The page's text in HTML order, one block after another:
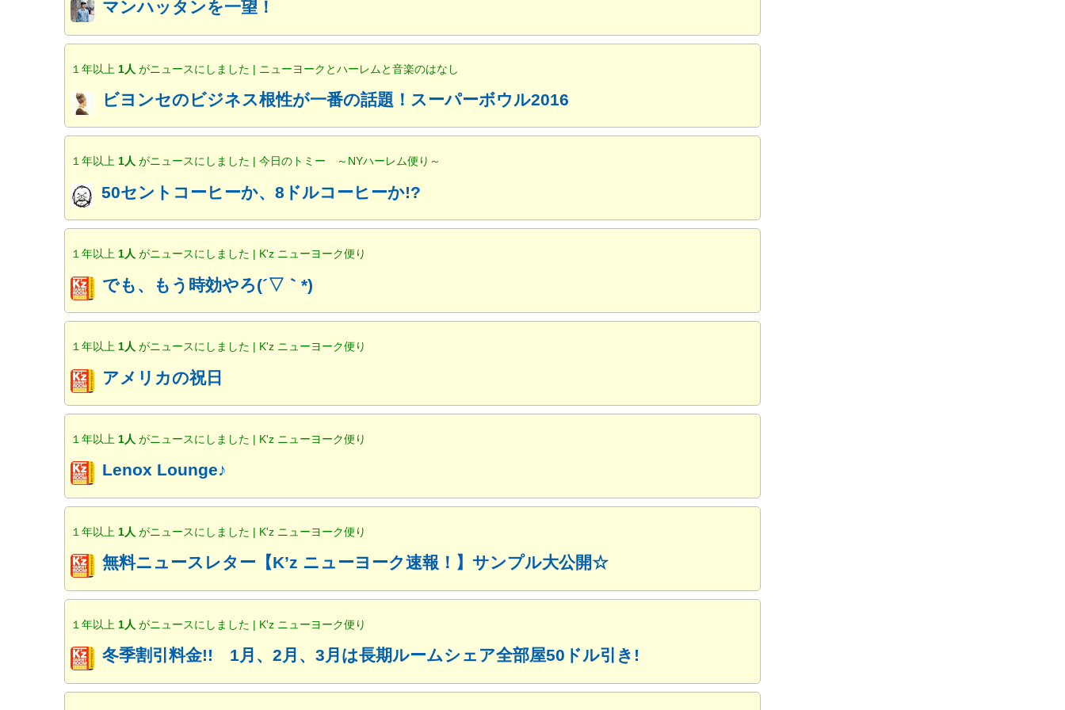
マンハッタンを一望！
１年以上 1人がニュースにしました | ニューヨークとハーレムと音楽のはなし
ビヨンセのビジネス根性が一番の話題！スーパーボウル2016
１年以上1人がニュースにしました | 今日のトミー ～NYハーレム便り～
50セントコーヒーか、8ドルコーヒーか!?
１年以上1人がニュースにしました | K'z ニューヨーク便り
でも、もう時効やろ(´▽｀*)
１年以上 1人がニュースにしました | K'z ニューヨーク便り
アメリカの祝日
１年以上 1人がニュースにしました | K'z ニューヨーク便り
Lenox Lounge♪
１年以上 1人がニュースにしました | K'z ニューヨーク便り
無料ニュースレター【K’z ニューヨーク速報！】サンプル大公開☆
１年以上 1人がニュースにしました | K'z ニューヨーク便り
冬季割引料金!! 1月、2月、3月は長期ルームシェア全部屋50ドル引き!